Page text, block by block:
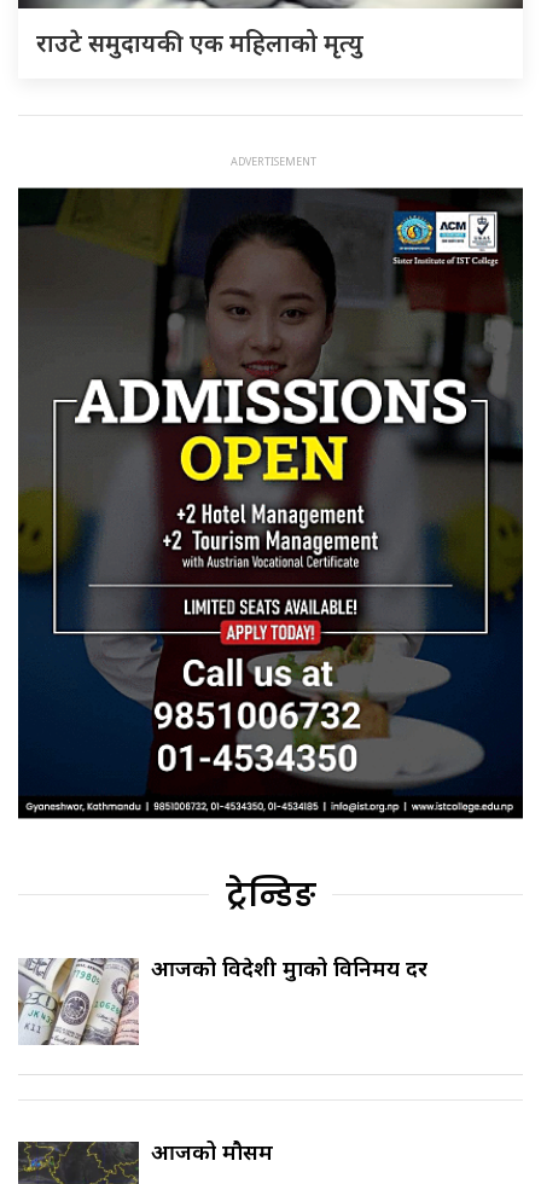
राउटे समुदायकी एक महिलाको मृत्यु
ट्रेन्डिङ
आजको विदेशी मुद्राको विनिमय दर
आजको मौसम